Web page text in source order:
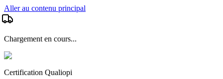
Aller au contenu principal
Chargement en cours...
Certification Qualiopi